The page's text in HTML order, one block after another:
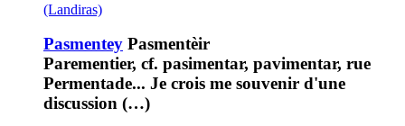
(Landiras)
Pasmentey Pasmentèir
Parementier, cf. pasimentar, pavimentar, rue
Permentade... Je crois me souvenir d'une
discussion (…)